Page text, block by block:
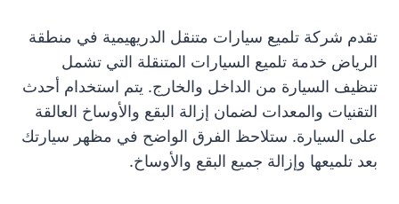
تقدم شركة تلميع سيارات متنقل الدريهيمية في منطقة
الرياض خدمة تلميع السيارات المتنقلة التي تشمل
تنظيف السيارة من الداخل والخارج. يتم استخدام أحدث
التقنيات والمعدات لضمان إزالة البقع والأوساخ العالقة
على السيارة. ستلاحظ الفرق الواضح في مظهر سيارتك
بعد تلميعها وإزالة جميع البقع والأوساخ.